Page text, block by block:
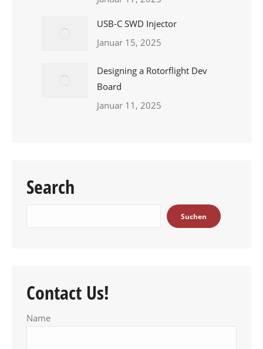
USB-C SWD Injector
Januar 15, 2025
Designing a Rotorflight Dev
Board
Januar 11, 2025
Search
Suchen
Contact Us!
Name